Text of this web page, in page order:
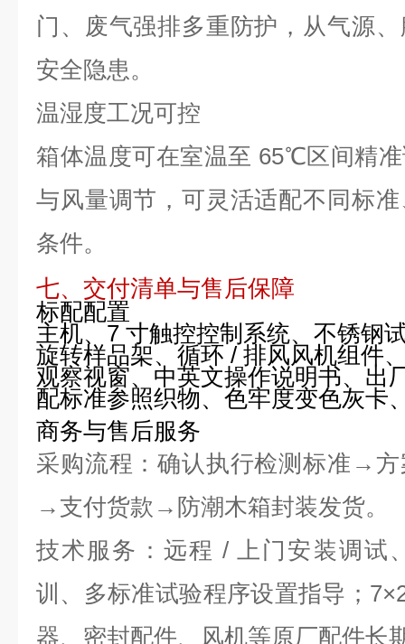
门、废气强排多重防护，从气源
安全隐患。
温湿度工况可控
箱体温度可在室温至 65℃区间精
与风量调节，可灵活适配不同标
条件。
七、交付清单与售后保障
标配配置
主机、7 寸触控控制系统、不锈钢
旋转样品架、循环 / 排风风机组件
观察视窗、中英文操作说明书、出
配标准参照织物、色牢度变色灰卡
商务与售后服务
采购流程：确认执行检测标准→
→支付货款→防潮木箱封装发货。
技术服务：远程 / 上门安装调试
训、多标准试验程序设置指导；
器、密封配件、风机等原厂配件长